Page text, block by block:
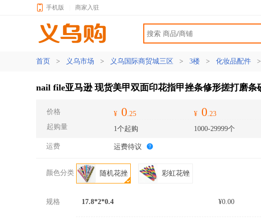
手机版 商家入驻
首页 > 义乌市场 > 义乌国际商贸城三区 > 3楼 > 化妆品配件 >
nail file亚马逊 现货美甲双面印花指甲挫条修形搓打磨条
价格
起购量
¥ 0.25
1个起购
¥ 0.23
1000-29999个
运费 运费待议
颜色分类 随机花挫 彩虹花锉
规格 17.8*2*0.4 ¥0.00